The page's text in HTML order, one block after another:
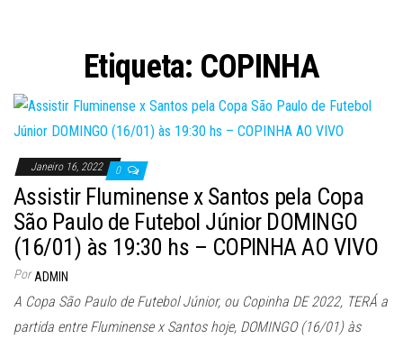
Etiqueta: COPINHA
Janeiro 16, 2022 0
Assistir Fluminense x Santos pela Copa
São Paulo de Futebol Júnior DOMINGO
(16/01) às 19:30 hs – COPINHA AO VIVO
Por ADMIN
A Copa São Paulo de Futebol Júnior, ou Copinha DE 2022, TERÁ a
partida entre Fluminense x Santos hoje, DOMINGO (16/01) às